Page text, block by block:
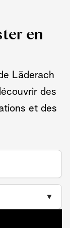
en
Läderach
des
et des
▼